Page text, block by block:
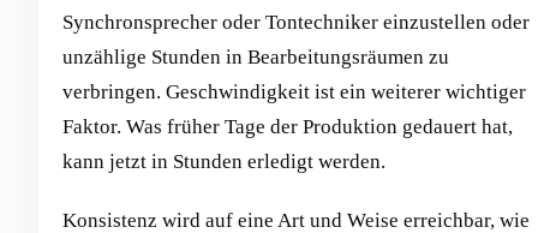
Synchronsprecher oder Tontechniker einzustellen oder
unzählige Stunden in Bearbeitungsräumen zu
verbringen. Geschwindigkeit ist ein weiterer wichtiger
Faktor. Was früher Tage der Produktion gedauert hat,
kann jetzt in Stunden erledigt werden.
Konsistenz wird auf eine Art und Weise erreichbar, wie